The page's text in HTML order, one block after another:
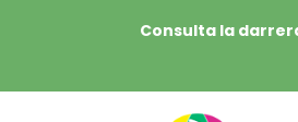
Consulta la